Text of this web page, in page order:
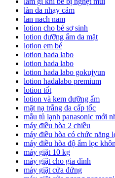
làn da nhạy cảm
lan nach nam
lotion cho bé sơ sinh
lotion dưỡng ẩm da mặt
lotion em bé
lotion hada labo
lotion hada labo
lotion hada labo gokujyun
lotion hadalabo premium
lotion tốt
lotion và kem dưỡng ẩm
mặt nạ trắng da cấp tốc
mẫu tủ lạnh panasonic mới
máy điều hòa 2 chiều
máy điều hòa có chức năng
máy điều hòa độ ẩm lọc
máy giặt 10 kg
máy giặt cho gia đình
máy giặt cửa đứng